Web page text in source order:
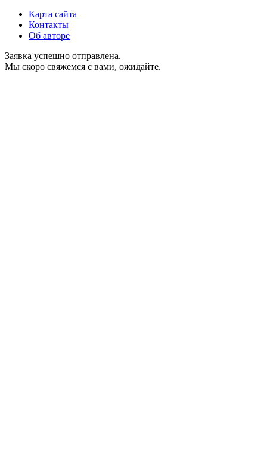
Карта сайта
Контакты
Об авторе
Заявка успешно отправлена.
Мы скоро свяжемся с вами, ожидайте.